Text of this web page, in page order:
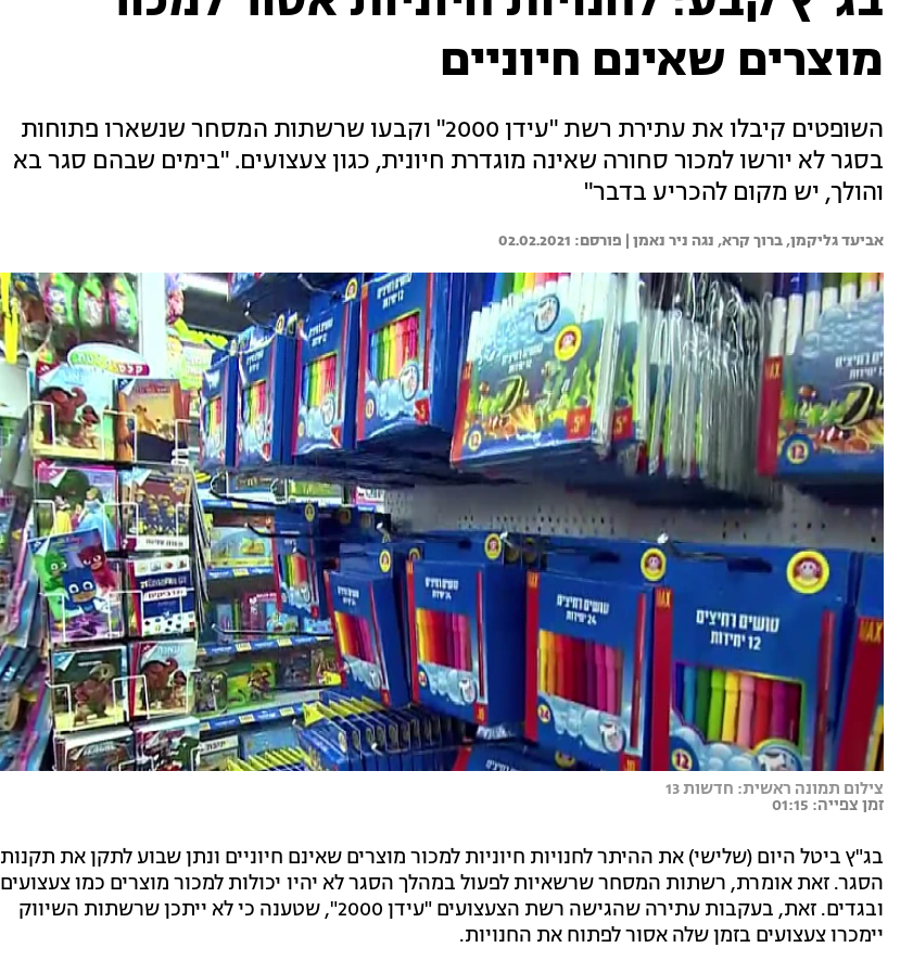
מוצרים שאינם חיוניים
השופטים קיבלו את עתירת רשת "עידן 2000" וקבעו שרשתות המסחר שנשארו פתוחות
בסגר לא יורשו למכור סחורה שאינה מוגדרת חיונית, כגון צעצועים. "בימים שבהם סגר בא
והולך, יש מקום להכריע בדבר"
אביעד גליקמן, ברוך קרא, נגה ניר נאמן | 02.02.2021
צילום תמונה ראשית: חדשות 13
זמן צפייה: 01:15
בג"ץ ביטל היום (שלישי) את ההיתר לחנויות חיוניות למכור מוצרים שאינם חיוניים ונתן שבוע לתקן את תקנות
הסגר. זאת אומרת, רשתות המסחר שרשאיות לפעול במהלך הסגר לא יהיו יכולות למכור מוצרים כמו צעצועים
ובגדים. זאת, בעקבות עתירה שהגישה רשת הצעצועים "עידן 2000", שטענה כי לא ייתכן שרשתות השיווק
יימכרו צעצועים בזמן שלה אסור לפתוח את החנויות.